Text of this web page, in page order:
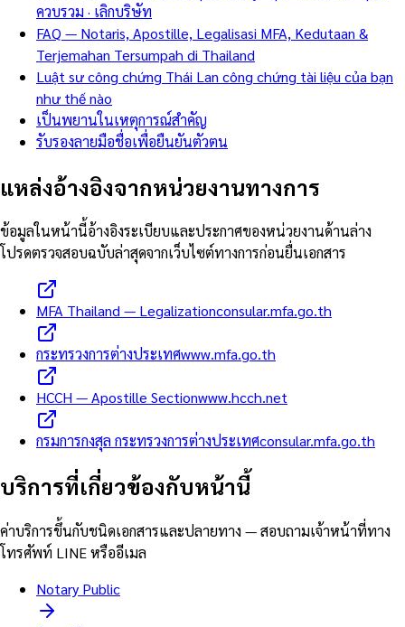
ควบรวม · เลิกบริษัท
FAQ — Notaris, Apostille, Legalisasi MFA, Kedutaan &
Terjemahan Tersumpah di Thailand
Luật sư công chứng Thái Lan công chứng tài liệu của bạn
như thế nào
เป็นพยานในเหตุการณ์สำคัญ
รับรองลายมือชื่อเพื่อยืนยันตัวตน
แหล่งอ้างอิงจากหน่วยงานทางการ
ข้อมูลในหน้านี้อ้างอิงระเบียบและประกาศของหน่วยงานด้านล่าง
โปรดตรวจสอบฉบับล่าสุดจากเว็บไซต์ทางการก่อนยื่นเอกสาร
MFA Thailand — Legalizationconsular.mfa.go.th
กระทรวงการต่างประเทศwww.mfa.go.th
HCCH — Apostille Sectionwww.hcch.net
กรมการกงสุล กระทรวงการต่างประเทศconsular.mfa.go.th
บริการที่เกี่ยวข้องกับหน้านี้
ค่าบริการขึ้นกับชนิดเอกสารและปลายทาง — สอบถามเจ้าหน้าที่ทาง
โทรศัพท์ LINE หรืออีเมล
Notary Public